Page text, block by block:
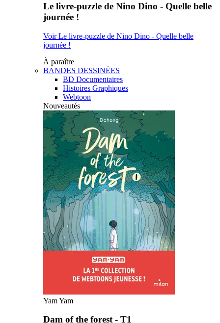
Le livre-puzzle de Nino Dino - Quelle belle
journée !
Voir Le livre-puzzle de Nino Dino - Quelle belle
journée !
À paraître
BANDES DESSINÉES
BD Documentaires
Histoires Graphiques
Webtoon
Nouveautés
Yam Yam
Dam of the forest - T1